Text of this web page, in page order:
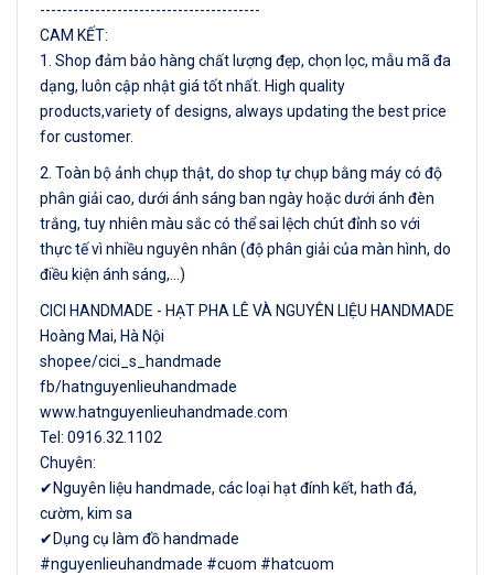
----------------------------------------
CAM KẾT:
1. Shop đảm bảo hàng chất lượng đẹp, chọn lọc, mẫu mã đa
dạng, luôn cập nhật giá tốt nhất. High quality
products,variety of designs, always updating the best price
for customer.
2. Toàn bộ ảnh chụp thật, do shop tự chụp bằng máy có độ
phân giải cao, dưới ánh sáng ban ngày hoặc dưới ánh đèn
trắng, tuy nhiên màu sắc có thể sai lệch chút đỉnh so với
thực tế vì nhiều nguyên nhân (độ phân giải của màn hình, do
điều kiện ánh sáng,…)
CICI HANDMADE - HẠT PHA LÊ VÀ NGUYÊN LIỆU HANDMADE
Hoàng Mai, Hà Nội
shopee/cici_s_handmade
fb/hatnguyenlieuhandmade
www.hatnguyenlieuhandmade.com
Tel: 0916.32.1102
Chuyên:
✔Nguyên liệu handmade, các loại hạt đính kết, hath đá,
cườm, kim sa
✔Dụng cụ làm đồ handmade
#nguyenlieuhandmade #cuom #hatcuom